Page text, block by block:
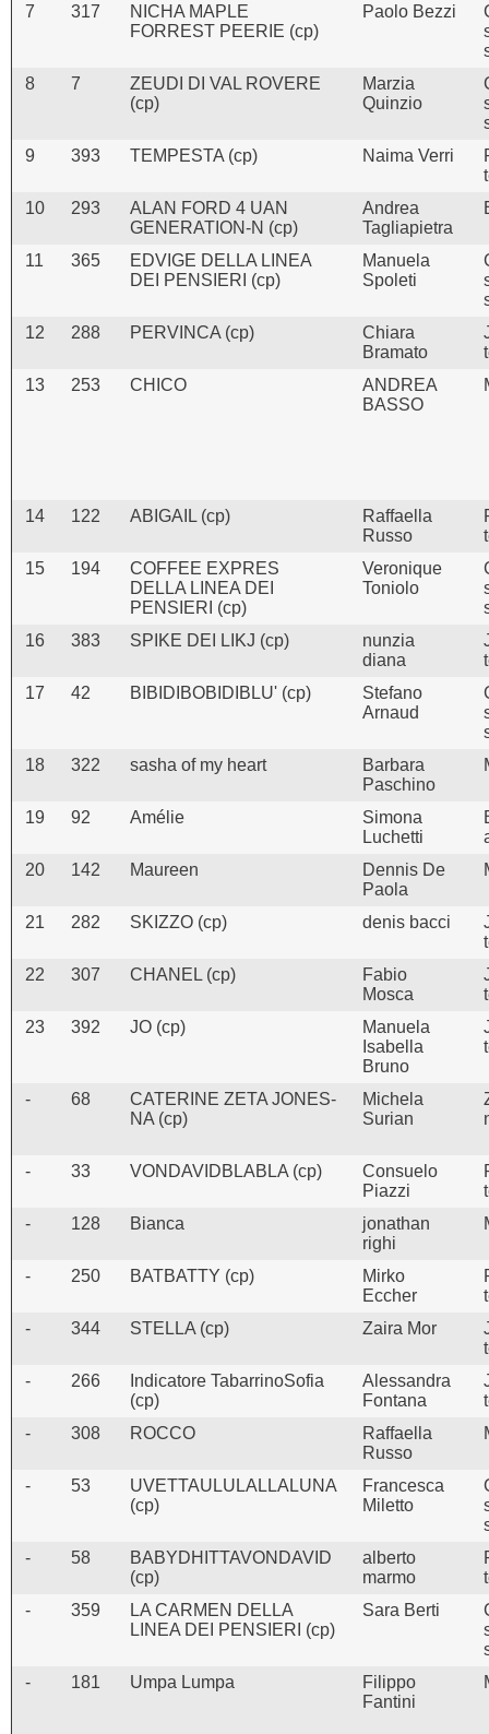
7 317
NICHA MAPLE
FORREST PEERIE (cp)
Paolo Bezzi
8
7
ZEUDI DI VAL ROVERE
(cp)
Marzia
Quinzio
9
393 TEMPESTA (cp) Naima Verri
10
293
ALAN FORD 4 UAN
GENERATION-N (cp)
Andrea
Tagliapietra
11 365
EDVIGE DELLA LINEA
DEI PENSIERI (cp)
Manuela
Spoleti
12
288 PERVINCA (cp)
Chiara
Bramato
13
253 CHICO
ANDREA
BASSO
14 122 ABIGAIL (cp)
Raffaella
Russo
15
194
COFFEE EXPRES
DELLA LINEA DEI
PENSIERI (cp)
Veronique
Toniolo
16
383 SPIKE DEI LIKJ (cp)
nunzia
diana
17
42 BIBIDIBOBIDIBLU' (cp)
Stefano
Arnaud
18
322 sasha of my heart
Barbara
Paschino
19 92 Amélie
Simona
Luchetti
20
142 Maureen
Dennis De
Paola
21 282 SKIZZO (cp) denis bacci
22
307 CHANEL (cp)
Fabio
Mosca
23
392 JO (cp)
Manuela
Isabella
Bruno
- 68
CATERINE ZETA JONES-
NA (cp)
Michela
Surian
- 33 VONDAVIDBLABLA (cp)
Consuelo
Piazzi
-
128 Bianca
jonathan
righi
- 250 BATBATTY (cp)
Mirko
Eccher
-
344 STELLA (cp) Zaira Mor
-
266
Indicatore TabarrinoSofia
(cp)
Alessandra
Fontana
-
308 ROCCO
Raffaella
Russo
- 53
UVETTAULULALLALUNA
(cp)
Francesca
Miletto
-
58
BABYDHITTAVONDAVID
(cp)
alberto
marmo
-
359
LA CARMEN DELLA
LINEA DEI PENSIERI (cp)
Sara Berti
-
181 Umpa Lumpa
Filippo
Fantini